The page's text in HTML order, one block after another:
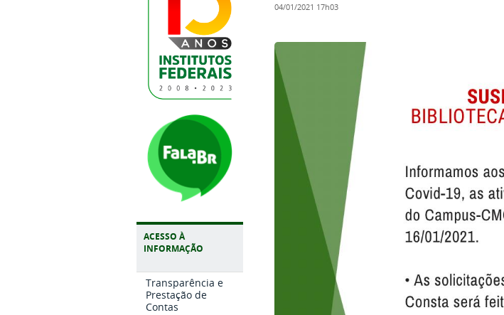
ACESSO À
INFORMAÇÃO
Transparência e
Prestação de
Contas
04/01/2021 17h03